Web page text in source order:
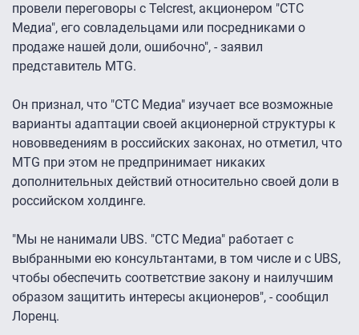
провели переговоры с Telcrest, акционером "СТС
Медиа", его совладельцами или посредниками о
продаже нашей доли, ошибочно", - заявил
представитель MTG.
Он признал, что "СТС Медиа" изучает все возможные
варианты адаптации своей акционерной структуры к
нововведениям в российских законах, но отметил, что
MTG при этом не предпринимает никаких
дополнительных действий относительно своей доли в
российском холдинге.
"Мы не нанимали UBS. "СТС Медиа" работает с
выбранными ею консультантами, в том числе и с UBS,
чтобы обеспечить соответствие закону и наилучшим
образом защитить интересы акционеров", - сообщил
Лоренц.